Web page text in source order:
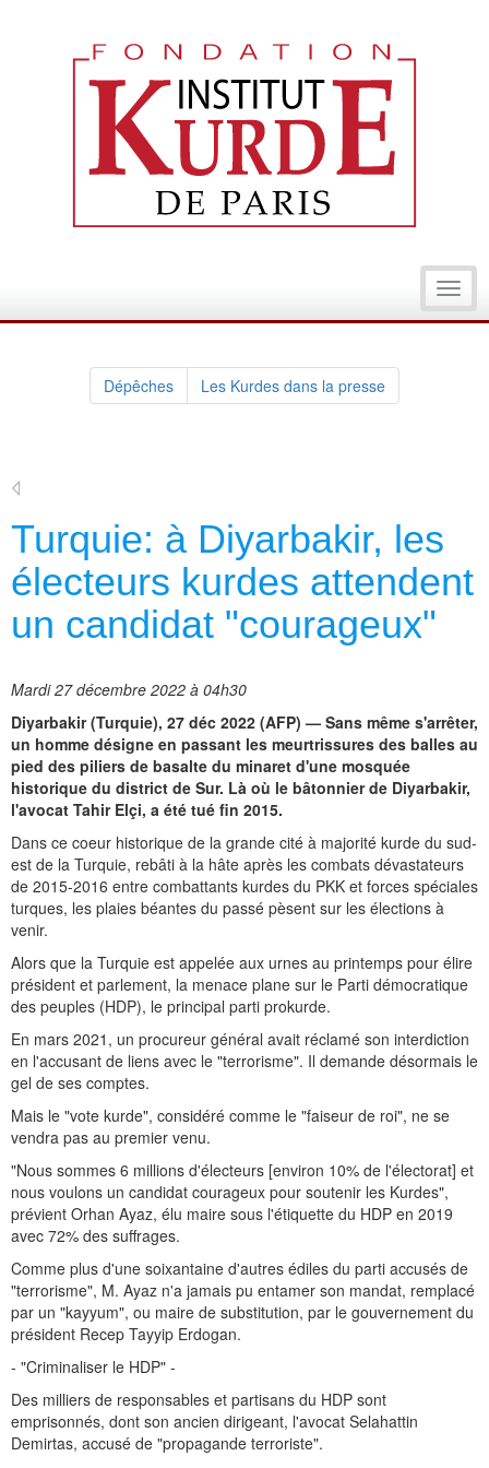
Dépêches Les Kurdes dans la presse
Turquie: à Diyarbakir, les
électeurs kurdes attendent
un candidat "courageux"
Mardi 27 décembre 2022 à 04h30
Diyarbakir (Turquie), 27 déc 2022 (AFP) — Sans même s'arrêter,
un homme désigne en passant les meurtrissures des balles au
pied des piliers de basalte du minaret d'une mosquée
historique du district de Sur. Là où le bâtonnier de Diyarbakir,
l'avocat Tahir Elçi, a été tué fin 2015.
Dans ce coeur historique de la grande cité à majorité kurde du sud-
est de la Turquie, rebâti à la hâte après les combats dévastateurs
de 2015-2016 entre combattants kurdes du PKK et forces spéciales
turques, les plaies béantes du passé pèsent sur les élections à
venir.
Alors que la Turquie est appelée aux urnes au printemps pour élire
président et parlement, la menace plane sur le Parti démocratique
des peuples (HDP), le principal parti prokurde.
En mars 2021, un procureur général avait réclamé son interdiction
en l'accusant de liens avec le "terrorisme". Il demande désormais le
gel de ses comptes.
Mais le "vote kurde", considéré comme le "faiseur de roi", ne se
vendra pas au premier venu.
"Nous sommes 6 millions d'électeurs [environ 10% de l'électorat] et
nous voulons un candidat courageux pour soutenir les Kurdes",
prévient Orhan Ayaz, élu maire sous l'étiquette du HDP en 2019
avec 72% des suffrages.
Comme plus d'une soixantaine d'autres édiles du parti accusés de
"terrorisme", M. Ayaz n'a jamais pu entamer son mandat, remplacé
par un "kayyum", ou maire de substitution, par le gouvernement du
président Recep Tayyip Erdogan.
- "Criminaliser le HDP" -
Des milliers de responsables et partisans du HDP sont
emprisonnés, dont son ancien dirigeant, l'avocat Selahattin
Demirtas, accusé de "propagande terroriste".